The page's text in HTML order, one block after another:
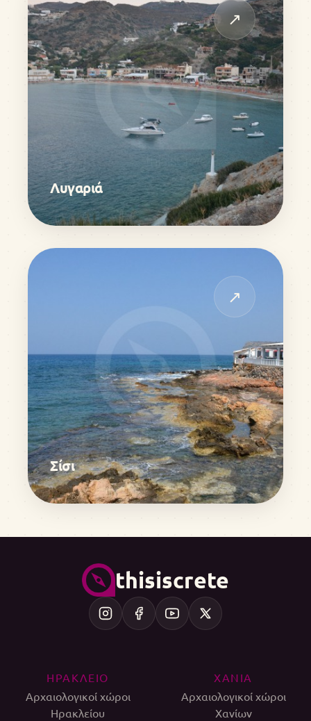
↗
Λυγαριά
↗
Σίσι
thisiscrete
ΗΡΑΚΛΕΙΟ
Αρχαιολογικοί χώροι
Ηρακλείου
ΧΑΝΙΑ
Αρχαιολογικοί χώροι
Χανίων